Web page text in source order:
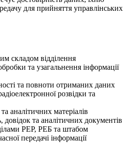
для прийняття управлінських
складом відділення
та узагальнення інформації
та повноти отриманих даних
розвідки та
аналітичних матеріалів
довідок та аналітичних документів
РЕР, РЕБ та штабом
передачі інформації